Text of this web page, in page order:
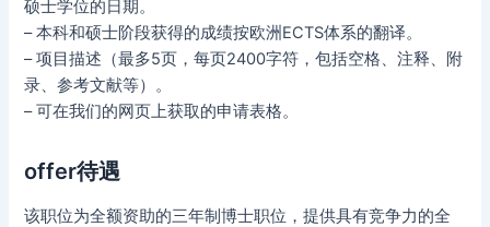
硕士学位的日期。
– 本科和硕士阶段获得的成绩按欧洲ECTS体系的翻译。
– 项目描述（最多5页，每页2400字符，包括空格、注释、附
录、参考文献等）。
– 可在我们的网页上获取的申请表格。
offer待遇
该职位为全额资助的三年制博士职位，提供具有竞争力的全